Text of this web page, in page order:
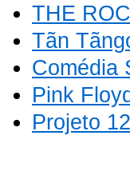
THE
Tãn
Comédia
Pink
Projeto